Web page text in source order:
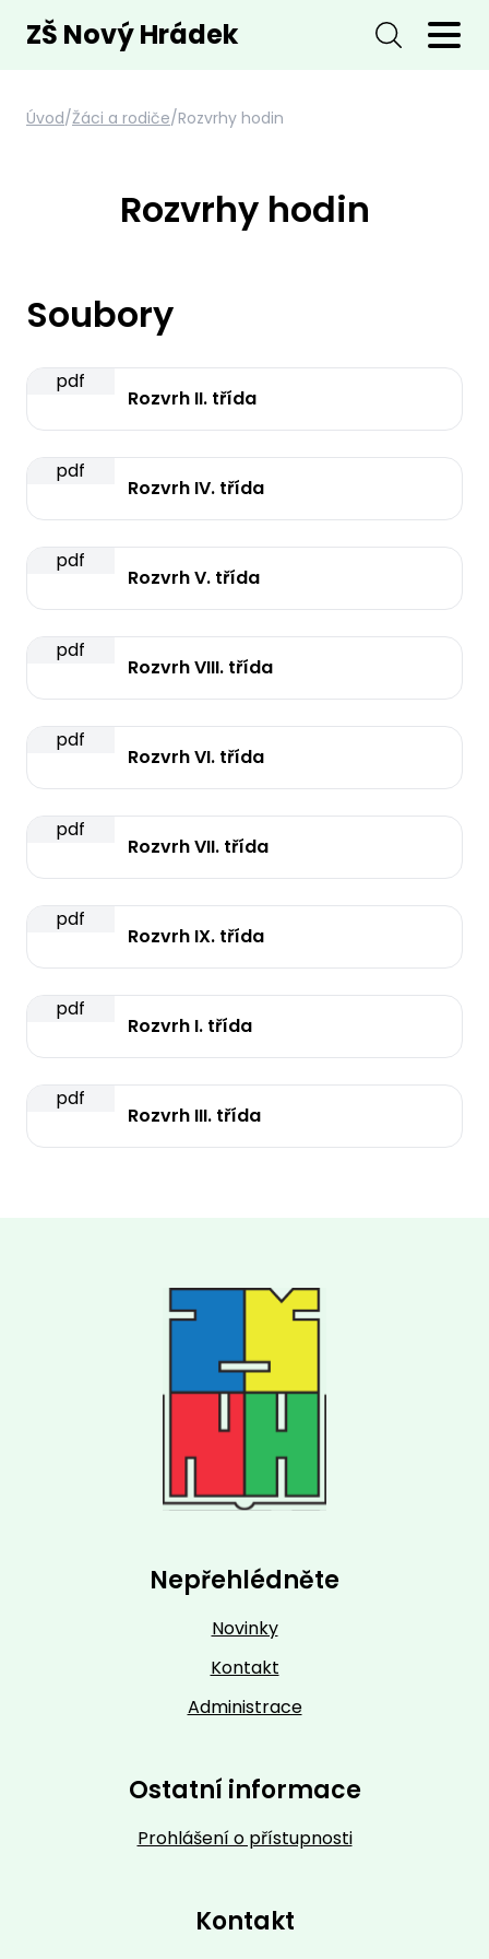
ZŠ Nový Hrádek
Úvod/Žáci a rodiče/Rozvrhy hodin
Rozvrhy hodin
Soubory
pdf
Rozvrh II. třída
pdf
Rozvrh IV. třída
pdf
Rozvrh V. třída
pdf
Rozvrh VIII. třída
pdf
Rozvrh VI. třída
pdf
Rozvrh VII. třída
pdf
Rozvrh IX. třída
pdf
Rozvrh I. třída
pdf
Rozvrh III. třída
Nepřehlédněte
Novinky
Kontakt
Administrace
Ostatní informace
Prohlášení o přístupnosti
Kontakt